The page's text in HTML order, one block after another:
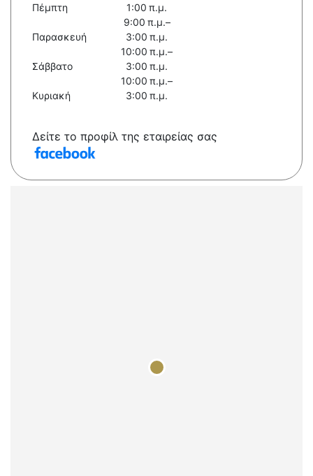
Πέμπτη
1:00 π.μ.
Παρασκευή
9:00 π.μ.–
3:00 π.μ.
Σάββατο
10:00 π.μ.–
3:00 π.μ.
Κυριακή
10:00 π.μ.–
3:00 π.μ.
Δείτε το προφίλ της εταιρείας σας